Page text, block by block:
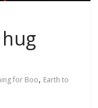
for Boo, Earth to